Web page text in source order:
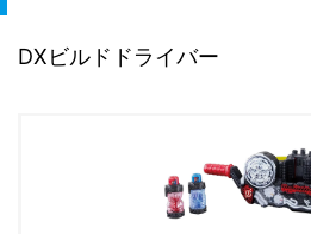
DXビルドドライバー